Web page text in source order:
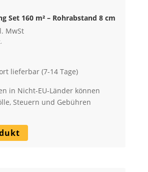
Set 160 m² – Rohrabstand 8 cm
MwSt
lieferbar (7-14 Tage)
in Nicht-EU-Länder können
Steuern und Gebühren